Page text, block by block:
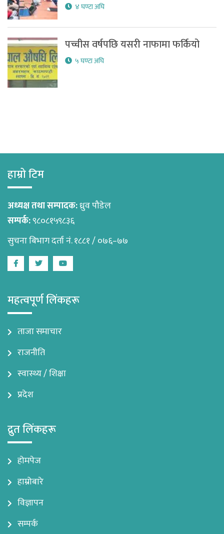
४ घण्टा अघि
पच्चीस वर्षपछि यसरी नाफामा फर्कियो
५ घण्टा अघि
हाम्रो टिम
अध्यक्ष तथा सम्पादक:ध्रुव पौडेल
सम्पर्क:९८०८१५९८३६
सुचना बिभाग दर्ता नं. १८८१ / ०७६–७७
FacebookTwitterYoutube
महत्वपूर्ण लिंकहरू
ताजा समाचार
राजनीति
स्वास्थ्य / शिक्षा
प्रदेश
द्रुत लिंकहरू
होमपेज
हाम्रोबारे
विज्ञापन
सम्पर्क